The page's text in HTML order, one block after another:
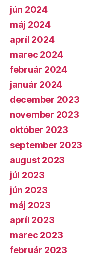
jún 2024
máj 2024
apríl 2024
marec 2024
február 2024
január 2024
december 2023
november 2023
október 2023
september 2023
august 2023
júl 2023
jún 2023
máj 2023
apríl 2023
marec 2023
február 2023